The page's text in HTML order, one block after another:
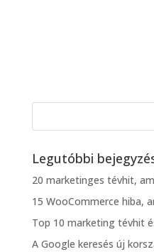
Legutóbbi
20 marketinges tévhit,
15 WooCommerce hiba,
Top 10 marketing tévhit
A Google keresés új